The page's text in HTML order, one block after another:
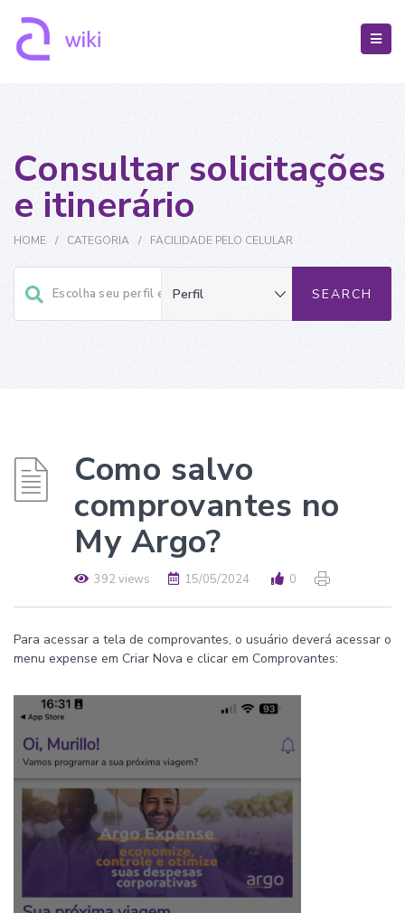
Consultar solicitações
e itinerário
HOME / CATEGORIA / FACILIDADE PELO CELULAR
Como salvo
comprovantes no
My Argo?
392 views 15/05/2024 0
Para acessar a tela de comprovantes, o usuário deverá acessar o
menu expense em Criar Nova e clicar em Comprovantes: